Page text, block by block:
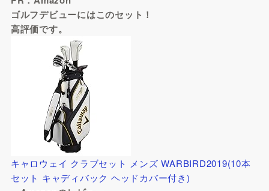
ゴルフデビューにはこのセット！
高評価です。
キャロウェイ クラブセット メンズ WARBIRD2019(10本
セット キャディバック ヘッドカバー付き)